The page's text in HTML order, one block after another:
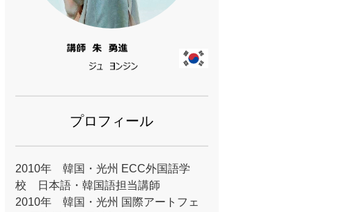
プロフィール
2010年 韓国・光州 ECC外国語学
校 日本語・韓国語担当講師
2010年 韓国・光州 国際アートフェ